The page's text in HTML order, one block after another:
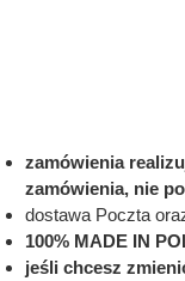
zamówienia
zamówienia, nie
dostawa Poczta
100% MADE IN
jeśli chcesz